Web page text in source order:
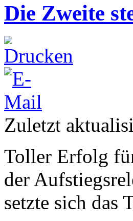
Die Zweite
Zuletzt
Toller Erfolg
der
setzte sich das